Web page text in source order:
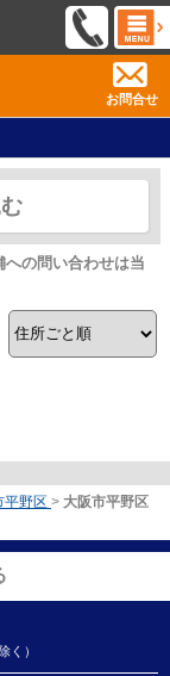
お問合せ
の問い合わせは当
平野区 > 大阪市平野区
く）